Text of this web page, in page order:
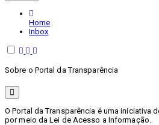
Home
Inbox
Sobre o Portal da Transparência
O Portal da Transparência é uma
por meio da Lei de Acesso a Informação.